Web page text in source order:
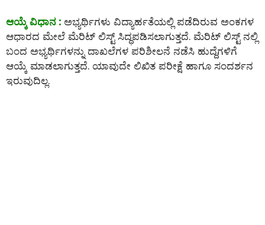
ಆಯ್ಕೆ ವಿಧಾನ : ಅಭ್ಯರ್ಥಿಗಳು ವಿದ್ಯಾರ್ಹತೆಯಲ್ಲಿ ಪಡೆದಿರುವ ಅಂಕಗಳ
ಆಧಾರದ ಮೇಲೆ ಮೆರಿಟ್ ಲಿಸ್ಟ್ ಸಿದ್ಧಪಡಿಸಲಾಗುತ್ತದೆ. ಮೆರಿಟ್ ಲಿಸ್ಟ್ ನಲ್ಲಿ
ಬಂದ ಅಭ್ಯರ್ಥಿಗಳನ್ನು ದಾಖಲೆಗಳ ಪರಿಶೀಲನೆ ನಡೆಸಿ ಹುದ್ದೆಗಳಿಗೆ
ಆಯ್ಕೆ ಮಾಡಲಾಗುತ್ತದೆ. ಯಾವುದೇ ಲಿಖಿತ ಪರೀಕ್ಷೆ ಹಾಗೂ ಸಂದರ್ಶನ
ಇರುವುದಿಲ್ಲ.